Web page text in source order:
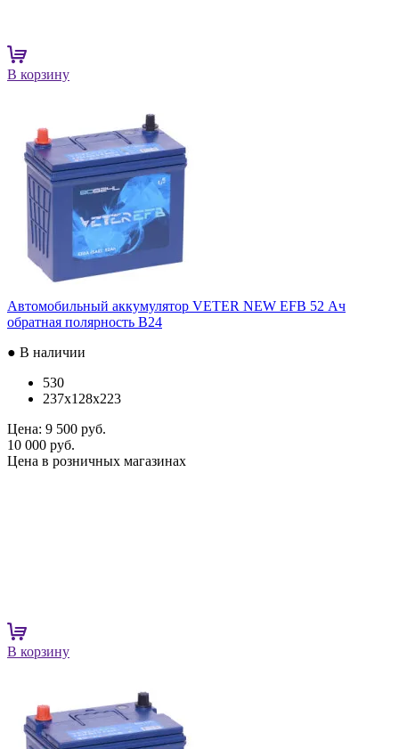
В корзину
Автомобильный аккумулятор VETER NEW EFB 52 Ач
обратная полярность B24
● В наличии
530
237x128x223
Цена: 9 500 руб.
10 000 руб.
Цена в розничных магазинах
В корзину